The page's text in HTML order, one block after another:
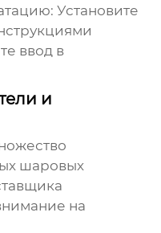
Установите
ввод в
и
шаровых
на